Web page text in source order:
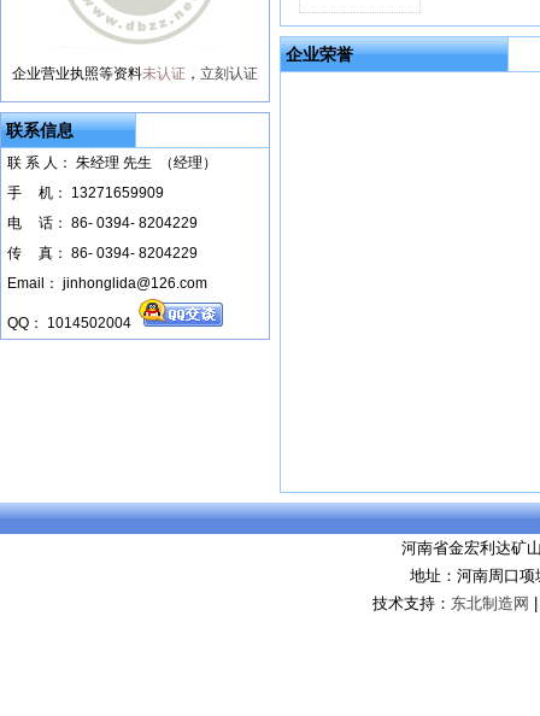
企业营业执照等资料未认证 ， 立刻认证
联系信息
联 系 人： 朱经理 先生 （经理）
手
机： 13271659909
电
话： 86- 0394- 8204229
传
真： 86- 0394- 8204229
Email： jinhonglida@126.com
QQ： 1014502004
企业荣誉
河南省金宏利达矿
地址：河南周口
技术支持： 东北制造网